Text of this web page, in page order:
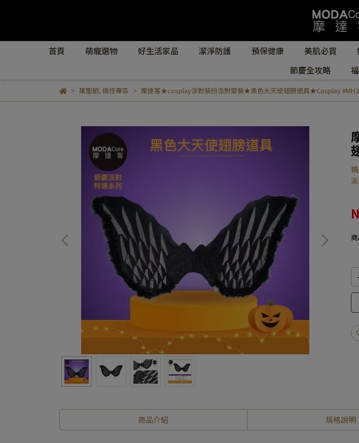
首頁 萌寵選物 好生活家品 潔淨防護 預保健康 美肌必買
節慶全攻略
萬聖節, 搞怪專區 摩達客★cosplay派對裝扮派對變裝★黑色大天使翅膀道具★Cosplay
商品介紹 規格說明